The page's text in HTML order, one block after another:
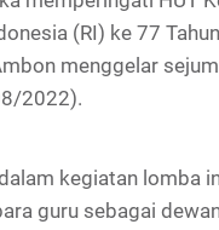
(RI) ke 77
menggelar
2022).
kegiatan lomba
guru sebagai